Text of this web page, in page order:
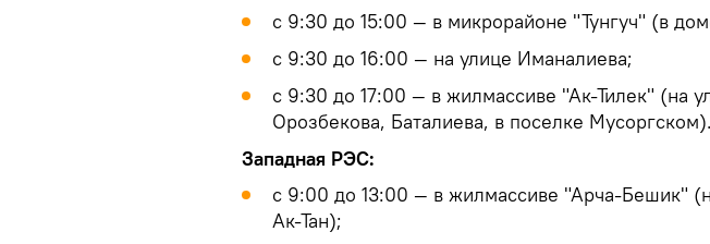
с 9:30 до 15:00 — в микрорайоне "Тунгуч" (в
с 9:30 до 16:00 — на улице Иманалиева;
с 9:30 до 17:00 — в жилмассиве "Ак-Тилек" (на
Орозбекова, Баталиева, в поселке Мусоргском).
Западная РЭС:
с 9:00 до 13:00 — в жилмассиве "Арча-Бешик"
Ак-Тан);